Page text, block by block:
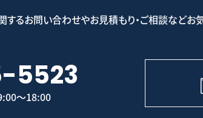
するお問い合わせやお見積もり・ご相談などお
5523
～18:00